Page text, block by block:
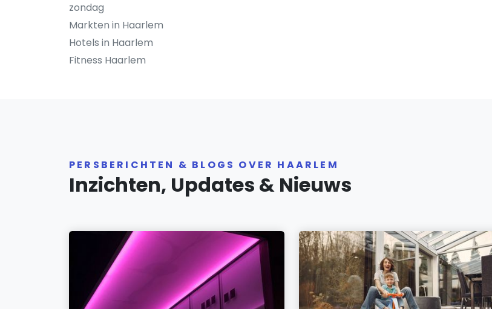
zondag
Markten in Haarlem
Hotels in Haarlem
Fitness Haarlem
PERSBERICHTEN & BLOGS OVER HAARLEM
Inzichten, Updates & Nieuws